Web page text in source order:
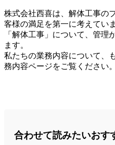
株式会社西喜は、解体工事の
客様の満足を第一に考えていま
「解体工事」について、管理
ます。
私たちの業務内容について、
務内容ページをご覧ください。
合わせて読みたいおす